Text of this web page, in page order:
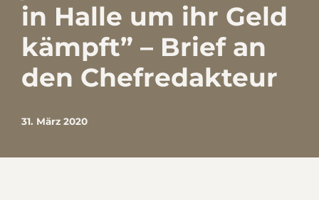
in Halle um ihr Geld
kämpft” – Brief an
den Chefredakteur
31. März 2020